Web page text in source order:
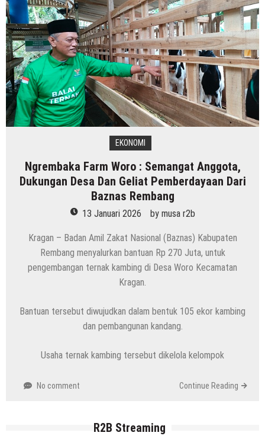
EKONOMI
Ngrembaka Farm Woro : Semangat Anggota,
Dukungan Desa Dan Geliat Pemberdayaan Dari
Baznas Rembang
13 Januari 2026 by musa r2b
Kragan – Badan Amil Zakat Nasional (Baznas) Kabupaten
Rembang menyalurkan bantuan Rp 270 Juta, untuk
pengembangan ternak kambing di Desa Woro Kecamatan
Kragan.
Bantuan tersebut diwujudkan dalam bentuk 105 ekor kambing
dan pembangunan kandang.
Usaha ternak kambing tersebut dikelola kelompok
No comment Continue Reading
R2B Streaming